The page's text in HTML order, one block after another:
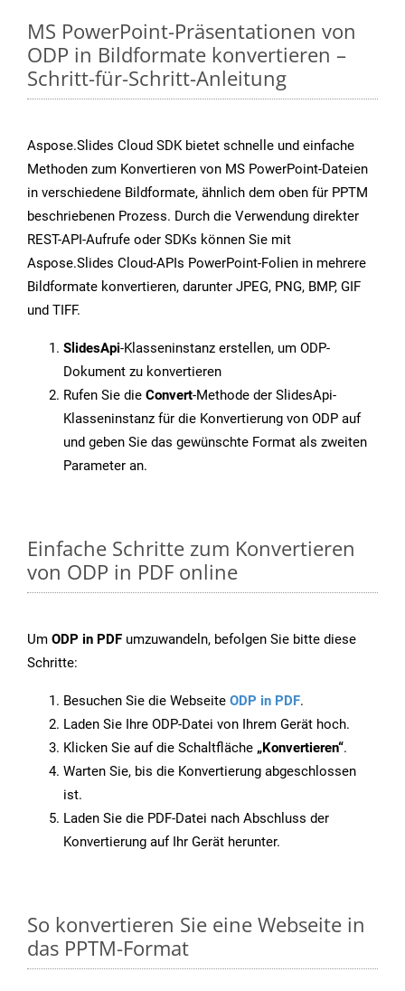
MS PowerPoint-Präsentationen von
ODP in Bildformate konvertieren –
Schritt-für-Schritt-Anleitung
Aspose.Slides Cloud SDK bietet schnelle und einfache
Methoden zum Konvertieren von MS PowerPoint-Dateien
in verschiedene Bildformate, ähnlich dem oben für PPTM
beschriebenen Prozess. Durch die Verwendung direkter
REST-API-Aufrufe oder SDKs können Sie mit
Aspose.Slides Cloud-APIs PowerPoint-Folien in mehrere
Bildformate konvertieren, darunter JPEG, PNG, BMP, GIF
und TIFF.
SlidesApi-Klasseninstanz erstellen, um ODP-
Dokument zu konvertieren
Rufen Sie die Convert-Methode der SlidesApi-
Klasseninstanz für die Konvertierung von ODP auf
und geben Sie das gewünschte Format als zweiten
Parameter an.
Einfache Schritte zum Konvertieren
von ODP in PDF online
Um ODP in PDF umzuwandeln, befolgen Sie bitte diese
Schritte:
Besuchen Sie die Webseite ODP in PDF.
Laden Sie Ihre ODP-Datei von Ihrem Gerät hoch.
Klicken Sie auf die Schaltfläche „Konvertieren“.
Warten Sie, bis die Konvertierung abgeschlossen
ist.
Laden Sie die PDF-Datei nach Abschluss der
Konvertierung auf Ihr Gerät herunter.
So konvertieren Sie eine Webseite in
das PPTM-Format